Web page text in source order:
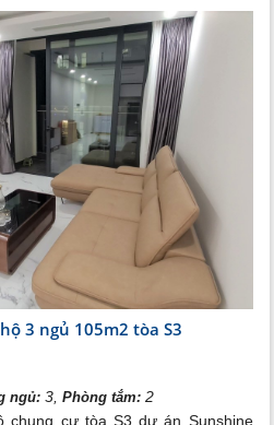
3 ngủ 105m2 tòa S3
ngủ: 3,Phòng tắm: 2
chung cư tòa S3 dự án Sunshine